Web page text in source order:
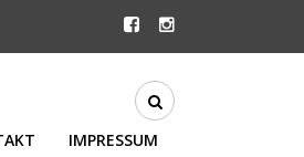
IMPRESSUM